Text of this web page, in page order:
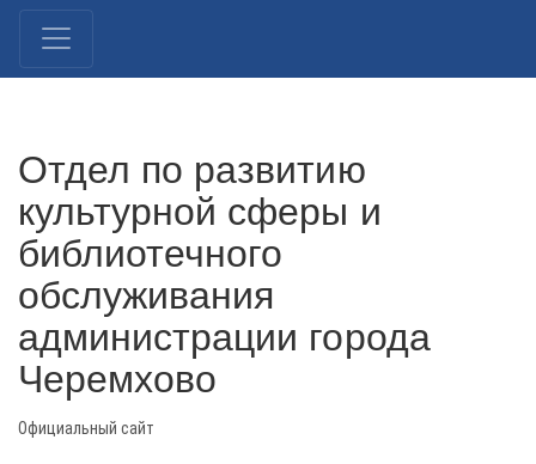
Отдел по развитию
культурной сферы и
библиотечного
обслуживания
администрации города
Черемхово
Официальный сайт